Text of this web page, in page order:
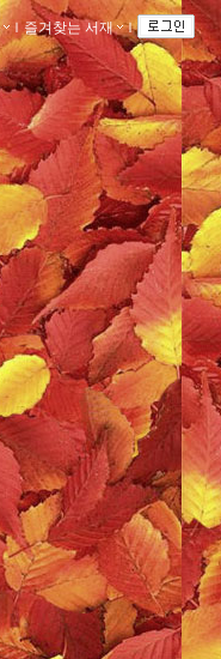
ｌ즐겨찾는 서재 ｌ